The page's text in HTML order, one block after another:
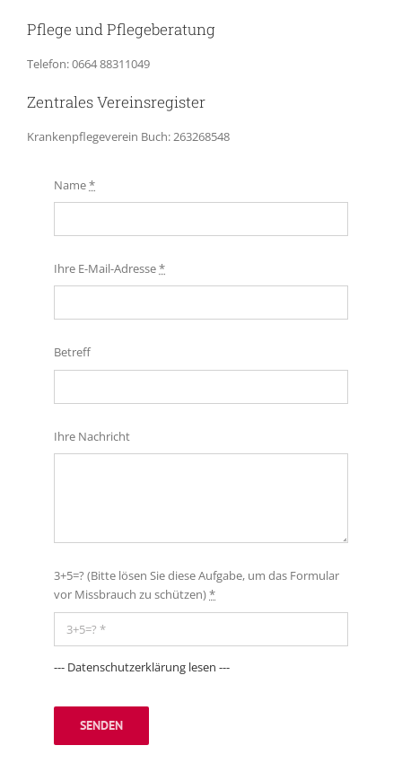
Pflege und Pflegeberatung
Telefon: 0664 88311049
Zentrales Vereinsregister
Krankenpflegeverein Buch: 263268548
Name*
Ihre E-Mail-Adresse*
Betreff
Ihre Nachricht
3+5=? (Bitte lösen Sie diese Aufgabe, um das Formular
vor Missbrauch zu schützen)*
--- Datenschutzerklärung lesen ---
SENDEN